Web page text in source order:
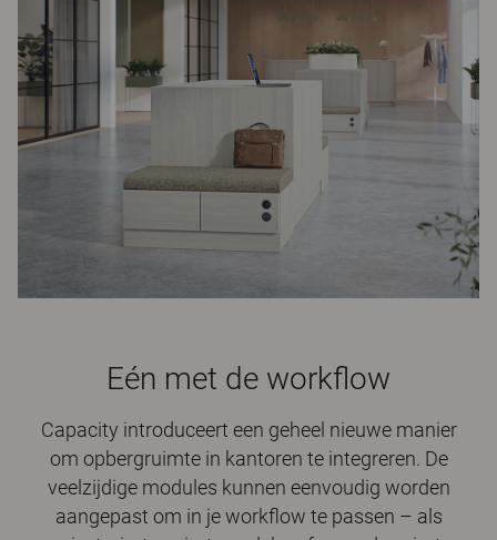
Eén met de workflow
Capacity introduceert een geheel nieuwe manier
om opbergruimte in kantoren te integreren. De
veelzijdige modules kunnen eenvoudig worden
aangepast om in je workflow te passen – als